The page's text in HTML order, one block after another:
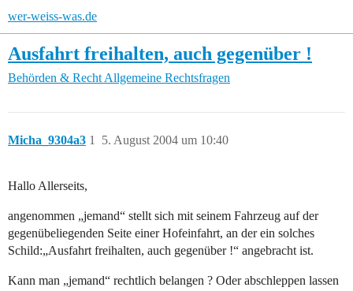
wer-weiss-was.de
Ausfahrt freihalten, auch gegenüber !
Behörden & Recht Allgemeine Rechtsfragen
Micha_9304a3 5. August 2004 um 10:40
1
Hallo Allerseits,
angenommen „jemand“ stellt sich mit seinem Fahrzeug auf der
gegenübeliegenden Seite einer Hofeinfahrt, an der ein solches
Schild:„Ausfahrt freihalten, auch gegenüber !“ angebracht ist.
Kann man „jemand“ rechtlich belangen ? Oder abschleppen lassen